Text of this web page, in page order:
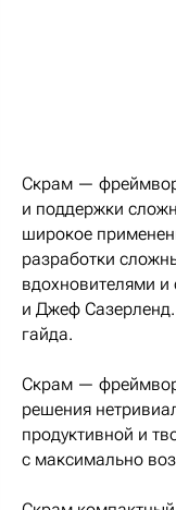
Скрам —
и поддержки
широкое
разработки
вдохновителями
и Джеф
гайда.
Скрам —
решения
продуктивной и
с максимально